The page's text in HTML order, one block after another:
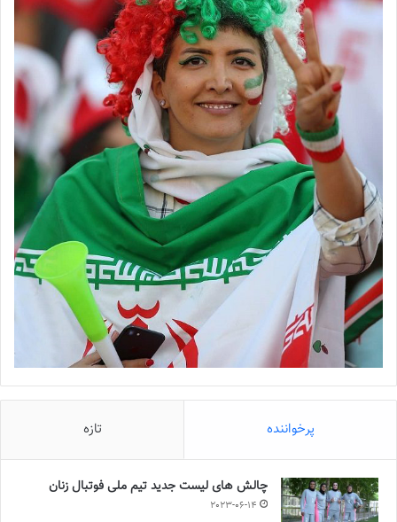
پرخواننده تازه
چالش هاى ليست جدید تيم ملى فوتبال زنان
2023-06-14